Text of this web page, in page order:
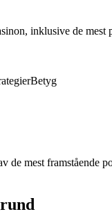
inklusive de
Betyg
mest framstående